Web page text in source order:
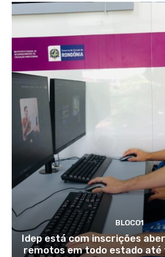
BLOCO1
Idep está com inscrições
remotos em todo estado até